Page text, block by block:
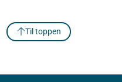
Til toppen